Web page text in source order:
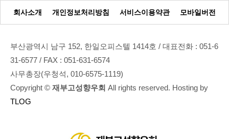
회사소개 개인정보처리방침 서비스이용약관 모바일버전
부산광역시 남구 152, 한일오피스텔 1414호 / 대표전화 : 051-6
31-6577 / FAX : 051-631-6574
사무총장(우청석, 010-6575-1119)
Copyright © 재부고성향우회 All rights reserved. Hosting by
TLOG